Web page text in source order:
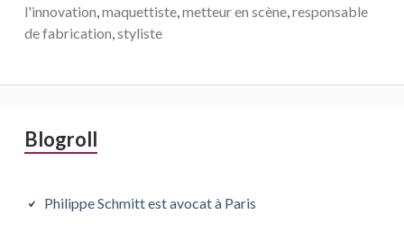
l'innovation,maquettiste,metteur en scène,responsable
de fabrication,styliste
Barre
principale
Blogroll
Philippe Schmitt est avocat à Paris